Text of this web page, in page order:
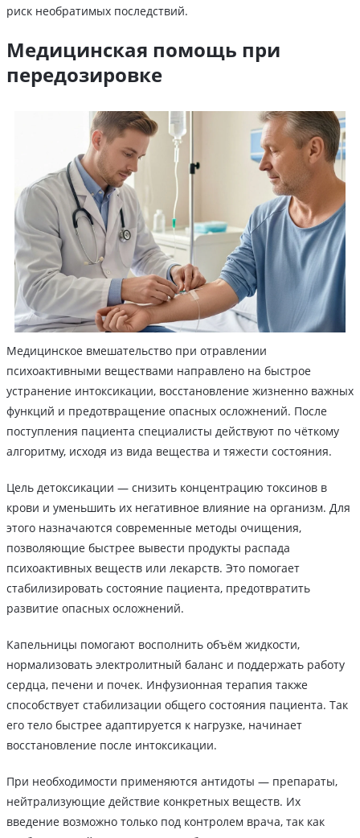
риск необратимых последствий.
Медицинская помощь при
передозировке
Медицинское вмешательство при отравлении
психоактивными веществами направлено на быстрое
устранение интоксикации, восстановление жизненно важных
функций и предотвращение опасных осложнений. После
поступления пациента специалисты действуют по чёткому
алгоритму, исходя из вида вещества и тяжести состояния.
Цель детоксикации ― снизить концентрацию токсинов в
крови и уменьшить их негативное влияние на организм. Для
этого назначаются современные методы очищения,
позволяющие быстрее вывести продукты распада
психоактивных веществ или лекарств. Это помогает
стабилизировать состояние пациента, предотвратить
развитие опасных осложнений.
Капельницы помогают восполнить объём жидкости,
нормализовать электролитный баланс и поддержать работу
сердца, печени и почек. Инфузионная терапия также
способствует стабилизации общего состояния пациента. Так
его тело быстрее адаптируется к нагрузке, начинает
восстановление после интоксикации.
При необходимости применяются антидоты — препараты,
нейтрализующие действие конкретных веществ. Их
введение возможно только под контролем врача, так как